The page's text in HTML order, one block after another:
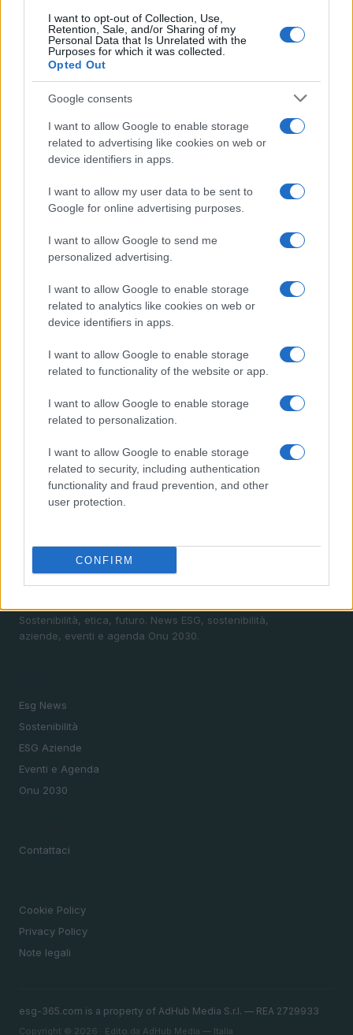
I want to opt-out of Collection, Use,
Retention, Sale, and/or Sharing of my
Personal Data that Is Unrelated with the
Purposes for which it was collected.
Opted Out
Google consents
I want to allow Google to enable storage
related to advertising like cookies on web or
device identifiers in apps.
I want to allow my user data to be sent to
Google for online advertising purposes.
I want to allow Google to send me
personalized advertising.
I want to allow Google to enable storage
related to analytics like cookies on web or
device identifiers in apps.
I want to allow Google to enable storage
related to functionality of the website or app.
I want to allow Google to enable storage
related to personalization.
I want to allow Google to enable storage
related to security, including authentication
functionality and fraud prevention, and other
user protection.
CONFIRM
Calendario 2025 degli eventi sulla sostenibilità:
appuntamenti imperdibili
PIÙ LETTI
ESG: performance e rischio
Sanità sarda e transizione verde: tra case della
Accadueo 2025: il summit cruciale sulla gestione
delle acque
Generazione automatica di contenuti: guida tecnica e
prospettive seo
Calendario 2025 degli eventi sulla sostenibilità:
appuntamenti imperdibili
Sostenibilità, etica, futuro. News ESG, sostenibilità,
aziende, eventi e agenda Onu 2030.
Esg News
Sostenibilità
ESG Aziende
Eventi e Agenda
Onu 2030
Contattaci
Cookie Policy
Privacy Policy
Note legali
esg-365.com is a property of AdHub Media S.r.l. — REA 2729933
Copyright © 2026 · Edito da AdHub Media — Italia